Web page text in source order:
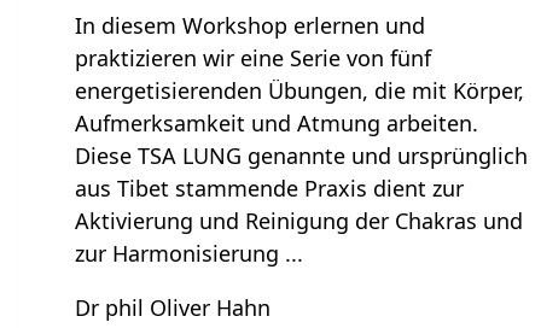
In diesem Workshop erlernen und
praktizieren wir eine Serie von fünf
energetisierenden Übungen, die mit Körper,
Aufmerksamkeit und Atmung arbeiten.
Diese TSA LUNG genannte und ursprünglich
aus Tibet stammende Praxis dient zur
Aktivierung und Reinigung der Chakras und
zur Harmonisierung ...
Dr phil Oliver Hahn